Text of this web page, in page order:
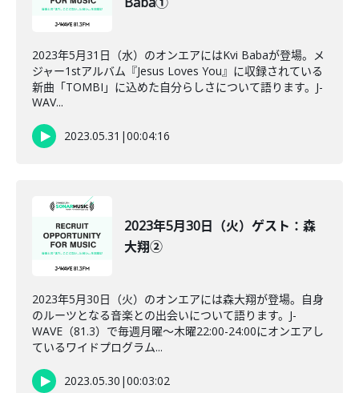
2023年5月31日（水）のオンエアにはKvi Babaが登場。メ
ジャー1stアルバム『Jesus Loves You』に収録されている
新曲「TOMBI」に込めた自分らしさについて語ります。J-
WAV...
2023.05.31 |00:04:16
2023年5月30日（火）ゲスト：森
大翔②
2023年5月30日（火）のオンエアには森大翔が登場。自身
のルーツとなる音楽との出会いについて語ります。J-
WAVE（81.3）で毎週月曜～木曜22:00-24:00にオンエアし
ているワイドプログラム...
2023.05.30 |00:03:02